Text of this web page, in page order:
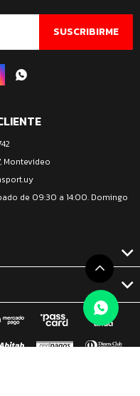
Montevideo
de 09:30 a 14:00. Domingo
SUSCRIBIRME
